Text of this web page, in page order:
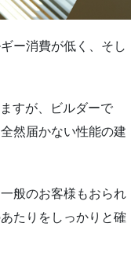
ー消費が低く、そし
すが、ビルダーで
然届かない性能の建
般のお客様もおられ
たりをしっかりと確